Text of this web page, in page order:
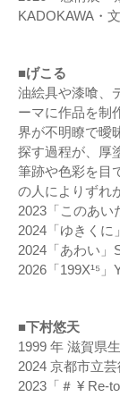
KADOKAWA・
■げこる
油絵具や漆喰、
ーマに作品を制
界が不明瞭で曖
探す過程が、厚
筆跡や色彩を目
の人によりずれ
2023「このあい
2024「ゆきくに
2024「あわい」
2026「199X¹⁵」
■下村悠天
1999 年 滋賀県
2024 京都市立
2023「＃ ¥ Re-